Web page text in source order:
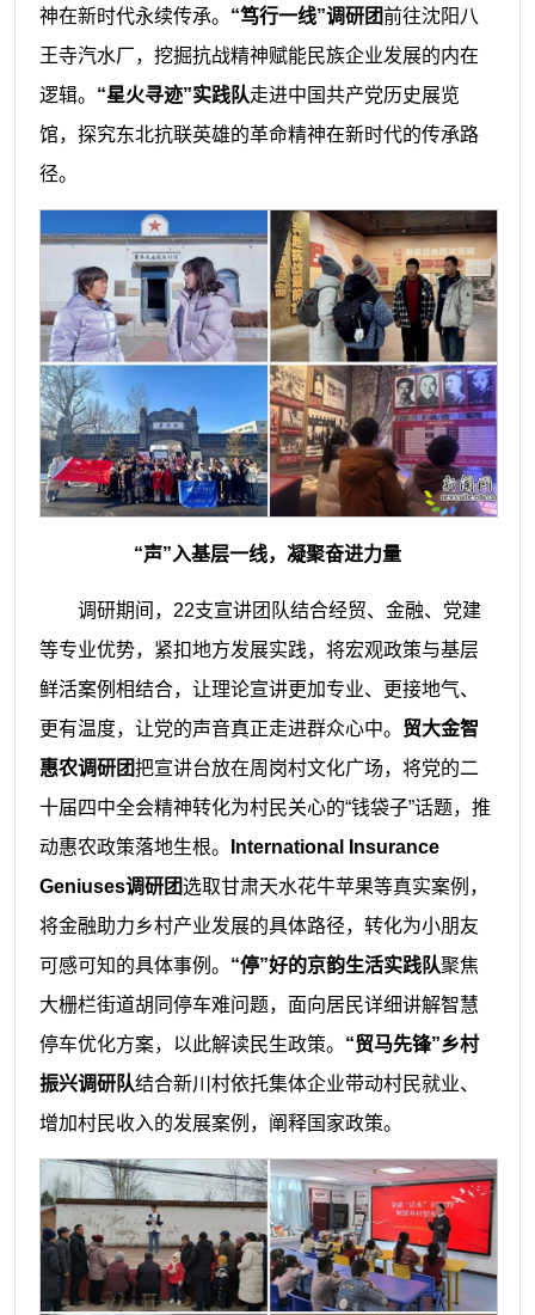
神在新时代永续传承。 “笃行一线”调研团前往沈阳八
王寺汽水厂，挖掘抗战精神赋能民族企业发展的内在
逻辑。 “星火寻迹”实践队走进中国共产党历史展览
馆，探究东北抗联英雄的革命精神在新时代的传承路
径。
“声”入基层一线，凝聚奋进力量
调研期间，22支宣讲团队结合经贸、金融、党建
等专业优势，紧扣地方发展实践，将宏观政策与基层
鲜活案例相结合，让理论宣讲更加专业、更接地气、
更有温度，让党的声音真正走进群众心中。 贸大金智
惠农调研团把宣讲台放在周岗村文化广场，将党的二
十届四中全会精神转化为村民关心的“钱袋子”话题，推
动惠农政策落地生根。
International Insurance
Geniuses调研团选取甘肃天水花牛苹果等真实案例，
将金融助力乡村产业发展的具体路径，转化为小朋友
可感可知的具体事例。 “停”好的京韵生活实践队聚焦
大栅栏街道胡同停车难问题，面向居民详细讲解智慧
停车优化方案，以此解读民生政策。 “贸马先锋”乡村
振兴调研队结合新川村依托集体企业带动村民就业、
增加村民收入的发展案例，阐释国家政策。